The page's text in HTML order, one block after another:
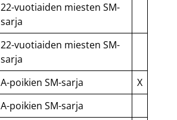
22-vuotiaiden miesten SM-
sarja
22-vuotiaiden miesten SM-
sarja
A-poikien SM-sarja
X
A-poikien SM-sarja